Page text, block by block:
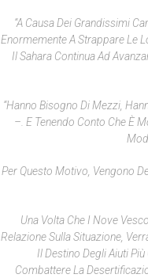
“A Causa Dei Grandissimi
Enormemente A Strappare Le
Il Sahara Continua Ad
“Hanno Bisogno Di Mezzi,
–. E Tenendo Conto Che È
Per Questo Motivo, Vengono
Una Volta Che I Nove
Relazione Sulla Situazione,
Il Destino Degli Aiuti
Combattere La